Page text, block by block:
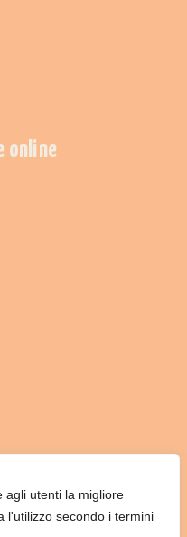
agli utenti la migliore
l'utilizzo secondo i termini
online